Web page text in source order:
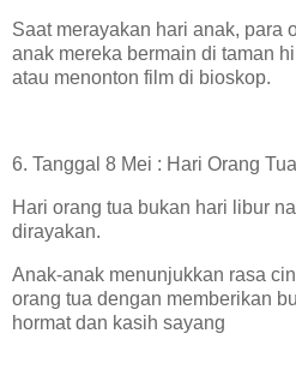
Saat merayakan hari anak, para
anak mereka bermain di taman
atau menonton film di bioskop.
6. Tanggal 8 Mei : Hari Orang Tua
Hari orang tua bukan hari libur
dirayakan.
Anak-anak menunjukkan rasa
orang tua dengan memberikan
hormat dan kasih sayang